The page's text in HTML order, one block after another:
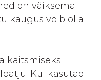
on väiksema
kaugus võib olla
kaitsmiseks
Kui kasutad